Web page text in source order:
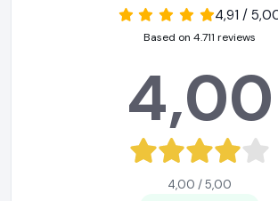
4,91 /
Based on 4.711 reviews
4,00
4,00 / 5,00